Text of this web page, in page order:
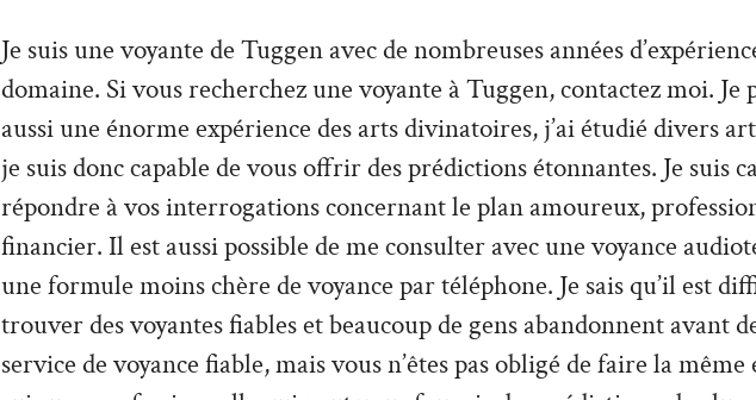
Je suis une voyante de Tuggen avec de nombreuses années
domaine. Si vous recherchez une voyante à Tuggen, contactez moi. Je
aussi une énorme expérience des arts divinatoires, j’ai étudié divers
je suis donc capable de vous offrir des prédictions étonnantes. Je suis
répondre à vos interrogations concernant le plan amoureux,
financier. Il est aussi possible de me consulter avec une voyance
une formule moins chère de voyance par téléphone. Je sais qu’il est
trouver des voyantes fiables et beaucoup de gens abandonnent avant
service de voyance fiable, mais vous n’êtes pas obligé de faire la même